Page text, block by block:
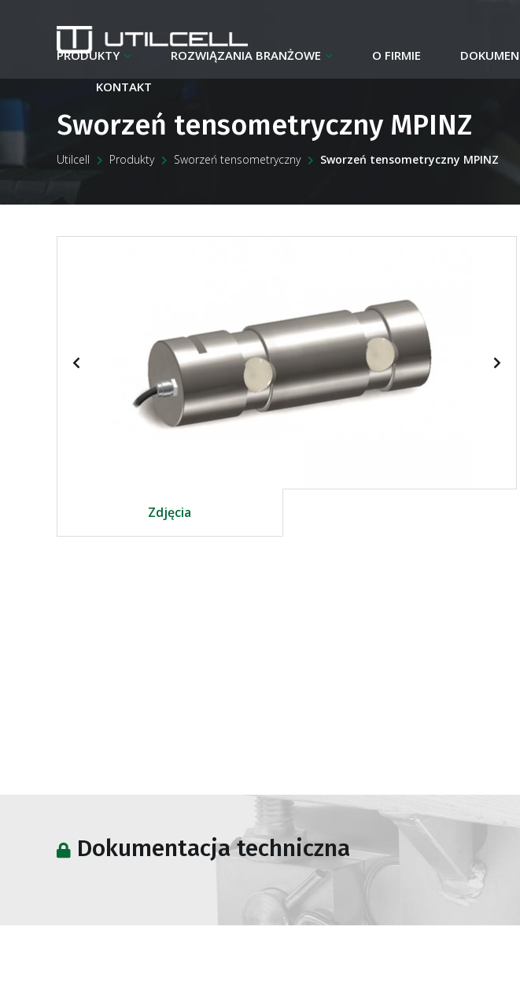
PRODUKTY ROZWIĄZANIA BRANŻOWE O FIRMIE
KONTAKT
Sworzeń tensometryczny MPINZ
Utilcell Produkty Sworzeń tensometryczny Sworzeń tensometryczny MPINZ
Zdjęcia
Dokumentacja techniczna